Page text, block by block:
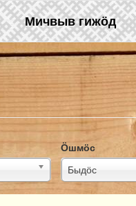
Мичвыв гижӧд
Ӧшмӧс
Быдӧс